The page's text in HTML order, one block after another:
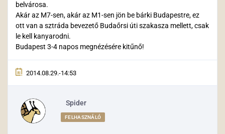
belvárosa.
Akár az M7-sen, akár az M1-sen jön be bárki Budapestre, ez
ott van a sztráda bevezető Budaőrsi úti szakasza mellett, csak
le kell kanyarodni.
Budapest 3-4 napos megnézésére kitűnő!
2014.08.29.-14:53
Spider
FELHASZNÁLÓ